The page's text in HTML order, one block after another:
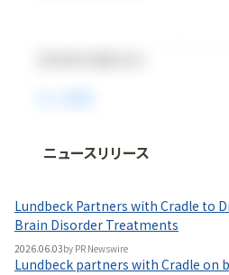
法人向け情報プラットフォーム
無料で使ってみる
ニュースリリース
Lundbeck Partners with Cradle to
Brain Disorder Treatments
2026.06.03by PR Newswire
Lundbeck partners with Cradle on